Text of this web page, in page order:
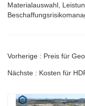
Materialauswahl,
Vorherige : Preis für
Nächste : Kosten für